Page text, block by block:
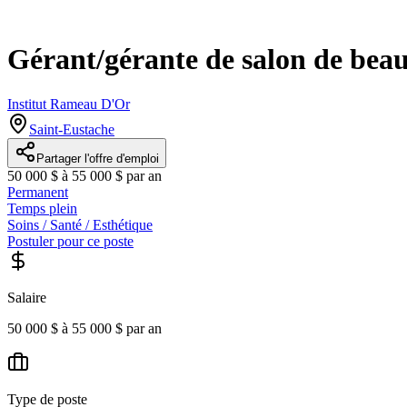
Gérant/gérante de salon de
Institut Rameau D'Or
Saint-Eustache
Partager l'offre d'emploi
50 000 $ à 55 000 $ par an
Permanent
Temps plein
Soins / Santé / Esthétique
Postuler pour ce poste
Salaire
50 000 $ à 55 000 $ par an
Type de poste